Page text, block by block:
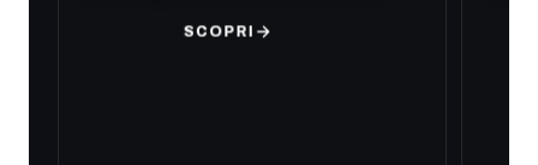
SCOPRI